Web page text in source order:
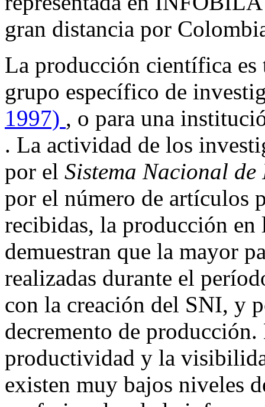
gran distancia por
La producción científica es
grupo específico de
1997) , o para una
. La actividad de los
por el Sistema Nacional
por el número de artículos
recibidas, la producción en
demuestran que la mayor
realizadas durante el
con la creación del SNI, y
decremento de
productividad y la
existen muy bajos niveles